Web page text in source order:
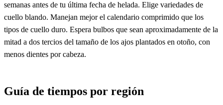
semanas antes de tu última fecha de helada. Elige variedades de
cuello blando. Manejan mejor el calendario comprimido que los
tipos de cuello duro. Espera bulbos que sean aproximadamente de la
mitad a dos tercios del tamaño de los ajos plantados en otoño, con
menos dientes por cabeza.
Guía de tiempos por región